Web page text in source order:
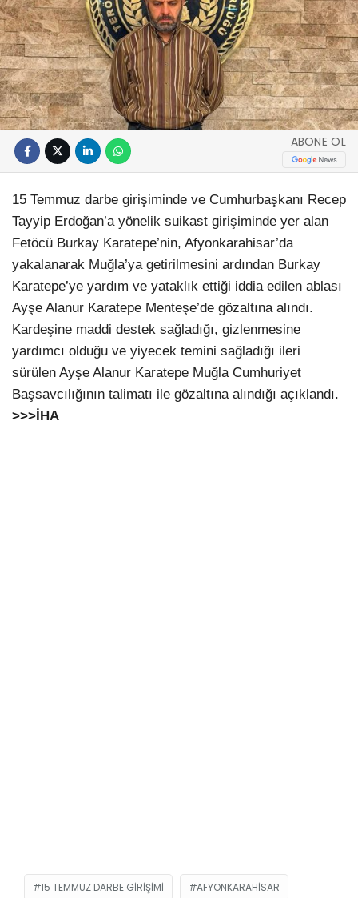
ABONE OL
15 Temmuz darbe girişiminde ve Cumhurbaşkanı Recep
Tayyip Erdoğan’a yönelik suikast girişiminde yer alan
Fetöcü Burkay Karatepe’nin, Afyonkarahisar’da
yakalanarak Muğla’ya getirilmesini ardından Burkay
Karatepe’ye yardım ve yataklık ettiği iddia edilen ablası
Ayşe Alanur Karatepe Menteşe’de gözaltına alındı.
Kardeşine maddi destek sağladığı, gizlenmesine
yardımcı olduğu ve yiyecek temini sağladığı ileri
sürülen Ayşe Alanur Karatepe Muğla Cumhuriyet
Başsavcılığının talimatı ile gözaltına alındığı açıklandı.
>>>İHA
15 TEMMUZ DARBE GIRIŞIMI AFYONKARAHISAR